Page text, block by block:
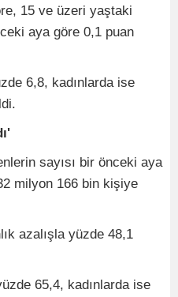
15 ve üzeri yaştaki
aya göre 0,1 puan
6,8, kadınlarda ise
sayısı bir önceki aya
milyon 166 bin kişiye
azalışla yüzde 48,1
65,4, kadınlarda ise